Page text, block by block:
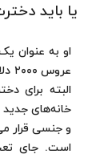
یا باید
او به عنوان
البته برای
خانه‌های جدید
و جنسی قرار
است. جای